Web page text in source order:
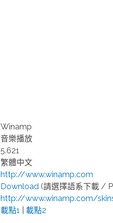
Winamp
音樂播放
5.621
繁體中文
http://www.winamp.com
Download (請選擇語系下載 /
http://www.winamp.com/
載點1 載點2